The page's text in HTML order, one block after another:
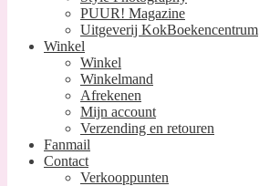
PUUR! Magazine
Uitgeverij KokBoekencentrum
Winkel
Winkel
Winkelmand
Afrekenen
Mijn account
Verzending en retouren
Fanmail
Contact
Verkooppunten